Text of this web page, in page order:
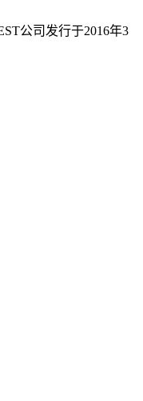
公司发行于2016年3